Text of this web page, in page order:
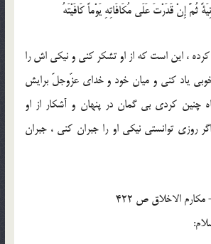
ثُمَّ إِنْ قَدَرْتَ عَلَى مُكَافَاتِهِ يَوْماً كَافَيْتَهُ
، اين است كه از او تشكر كنى و نيكى اش را
خوبى ياد كنى و ميان خود و خداى عزّوجلّ برايش
چنين كردى بى گمان در پنهان و آشكار از او
توانستى نيكى او را جبران كنى ، جبران